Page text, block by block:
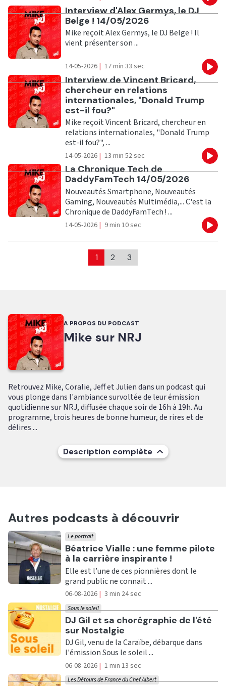
Ecouter
Interview d'Alex Germys, le DJ
Belge ! 14/05/2026
Mike reçoit Alex Germys, le DJ Belge ! Il
vient présenter son ...
14-05-2026 | 17 min 33 sec
Ecouter
Interview de Vincent Bricard,
chercheur en relations
internationales, "Donald Trump
est-il fou?"
Mike reçoit Vincent Bricard, chercheur en
relations internationales, "Donald Trump
est-il fou?", ...
14-05-2026 | 13 min 52 sec
Ecouter
La Chronique Tech de
DaddyFamTech 14/05/2026
Nouveautés Smartphone, Nouveautés
Gaming, Nouveautés Multimédia,... C'est la
Chronique de DaddyFamTech ! ...
14-05-2026 | 9 min 10 sec
1 2 3
A PROPOS DU PODCAST
Mike sur NRJ
Retrouvez Mike, Coralie, Jeff et Julien dans un podcast qui
vous plonge dans l'ambiance survoltée de leur émission
quotidienne sur NRJ, diffusée chaque soir de 16h à 19h. Au
programme, trois heures de bonne humeur, de rires et de
délires ...
Description complète
Autres podcasts à découvrir
Ecouter
Béatrice Vialle : une femme pilote
à la carrière inspirante !
Le portrait
Elle est l’une de ces pionnières dont le
grand public ne connait ...
06-08-2026 | 3 min 24 sec
Ecouter
DJ Gil et sa chorégraphie de l'été
sur Nostalgie
Sous le soleil
DJ Gil, venu de la Caraïbe, débarque dans
l'émission Sous le soleil ...
06-08-2026 | 1 min 13 sec
Les Détours de France du Chef Albert